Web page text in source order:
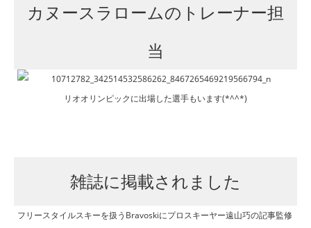
カヌースラロームのトレーナー担
当
リオオリンピックに出場した選手もいます(*^^*)
雑誌に掲載されました
フリースタイルスキーを扱うBravoskiにプロスキーヤー遠山巧の記事監修